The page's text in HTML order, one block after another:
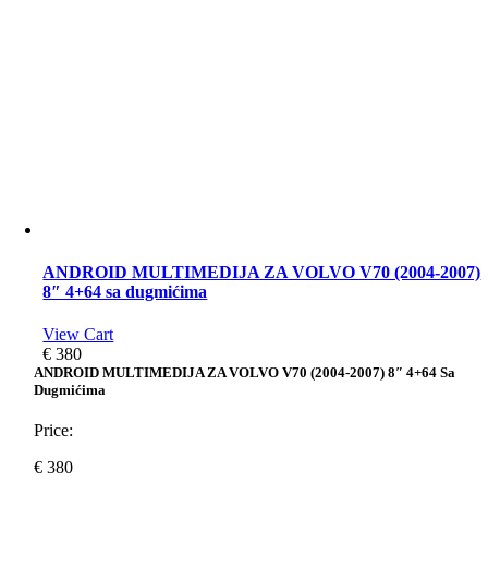
ANDROID MULTIMEDIJA ZA VOLVO V70 (2004-2007)
8″ 4+64 sa dugmićima
View Cart
€ 380
ANDROID MULTIMEDIJA ZA VOLVO V70 (2004-2007) 8″ 4+64 Sa
Dugmićima
Price:
€ 380